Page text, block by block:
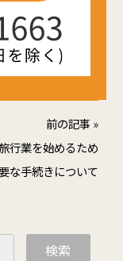
前の記事 »
行業を始めるため
な手続きについて
検索